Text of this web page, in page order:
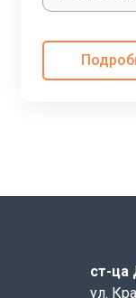
ст-ца
ул.